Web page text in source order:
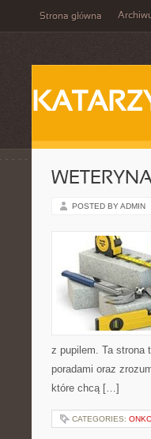
Strona główna
POSTED BY ADMIN
z pupilem. Ta strona
poradami oraz
które chcą […]
CATEGORIES: